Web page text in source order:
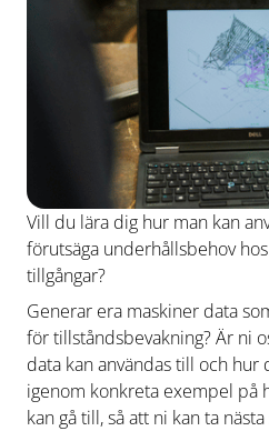
Vill du lära dig hur man kan
förutsäga underhållsbehov
tillgångar?
Generar era maskiner data
för tillståndsbevakning? Är ni
data kan användas till och hur
igenom konkreta exempel på
kan gå till, så att ni kan ta